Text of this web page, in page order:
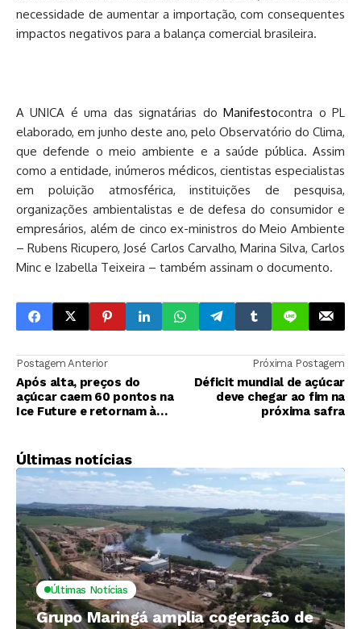
necessidade de aumentar a importação, com consequentes
impactos negativos para a balança comercial brasileira.
A UNICA é uma das signatárias doManifestocontra o PL
elaborado, em junho deste ano, pelo Observatório do Clima,
que defende o meio ambiente e a saúde pública. Assim
como a entidade, inúmeros médicos, cientistas especialistas
em poluição atmosférica, instituições de pesquisa,
organizações ambientalistas e de defesa do consumidor e
empresários, além de cinco ex-ministros do Meio Ambiente
– Rubens Ricupero, José Carlos Carvalho, Marina Silva, Carlos
Minc e Izabella Teixeira – também assinam o documento.
Postagem Anterior
Após alta, preços do
açúcar caem 60 pontos na
Ice Future e retornam à
Próxima Postagem
Déficit mundial de açúcar
deve chegar ao fim na
próxima safra
Últimas notícias
Últimas Notícias
Grupo Maringá amplia cogeração de